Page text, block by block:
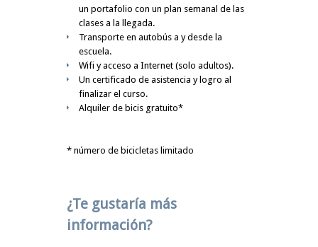
un portafolio con un plan semanal de las
clases a la llegada.
Transporte en autobús a y desde la
escuela.
Wifi y acceso a Internet (solo adultos).
Un certificado de asistencia y logro al
finalizar el curso.
Alquiler de bicis gratuito*
* número de bicicletas limitado
¿Te gustaría más
información?